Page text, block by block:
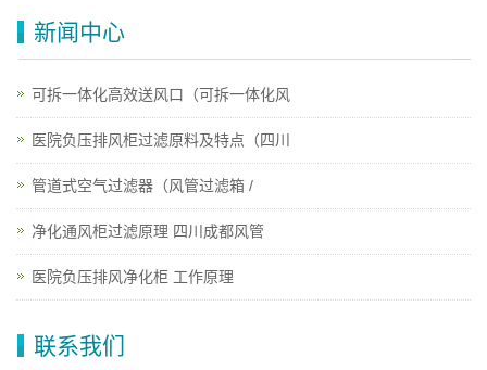
新闻中心
可拆一体化高效送风口（可拆一体化风
医院负压排风柜过滤原料及特点（四川
管道式空气过滤器（风管过滤箱 /
净化通风柜过滤原理 四川成都风管
医院负压排风净化柜 工作原理
联系我们